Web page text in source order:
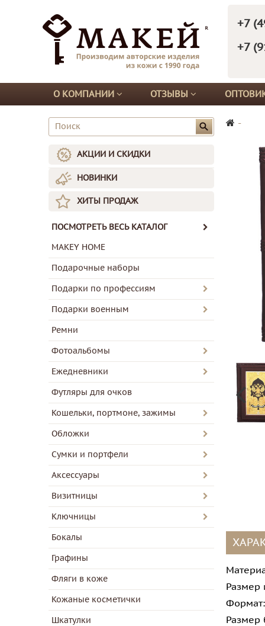
+7
+7
О КОМПАНИИ ОТЗЫВЫ
АКЦИИ И СКИДКИ
НОВИНКИ
ХИТЫ ПРОДАЖ
ПОСМОТРЕТЬ ВЕСЬ КАТАЛОГ
MAKEY HOME
Подарочные наборы
Подарки по профессиям
Подарки военным
Ремни
Фотоальбомы
Ежедневники
Футляры для очков
Кошельки, портмоне, зажимы
Обложки
Сумки и портфели
Аксессуары
Визитницы
Ключницы
Бокалы
Графины
Фляги в коже
Кожаные косметички
Шкатулки
-
Размер
Формат:
Размер